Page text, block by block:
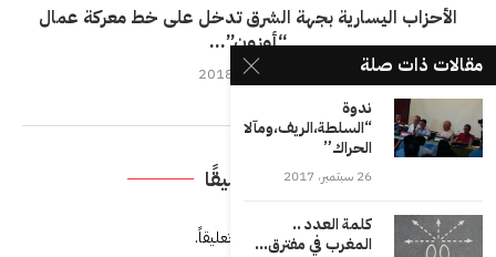
الأحزاب اليسارية بجهة الشرق تدخل على خط معركة عمال
“أوزون”...
اترك تعليقًا
يجب أنت تكون مسجل الدخول لتضيف تعليقاً.
مقالات ذات صلة
ندوة
“السلطة،الريف،ومآلات
الحراك”
26 سبتمبر، 2017
كلمة العدد ..
المغرب في مفترق...